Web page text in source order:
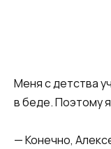
Меня с детства
в беде. Поэтому
— Конечно,